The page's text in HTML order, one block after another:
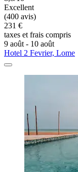
Excellent
(400 avis)
231 €
taxes et frais compris
9 août - 10 août
Hotel 2 Fevrier, Lome